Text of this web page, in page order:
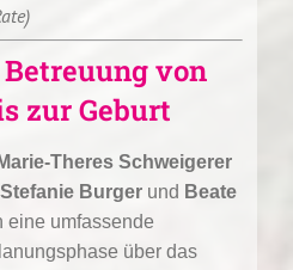
von
zur Geburt
Marie-Theres Schweigerer
Stefanie Burgerund Beate
eine umfassende
über das